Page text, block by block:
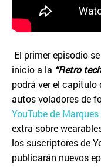
El primer episodio
inicio a la “Retro
podrá ver el capítulo
autos voladores de
YouTube de
extra sobre
los suscriptores de
publicarán nuevos